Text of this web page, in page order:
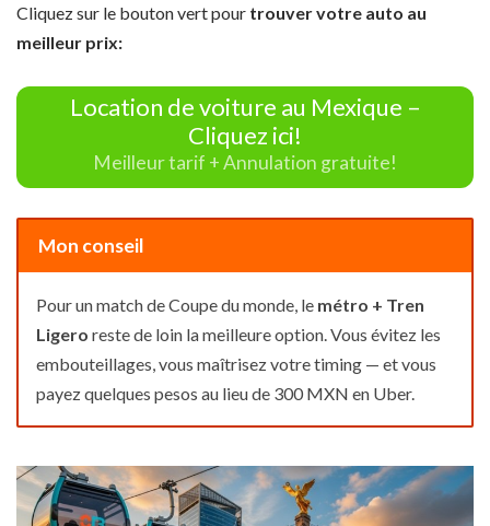
Cliquez sur le bouton vert pour trouver votre auto au
meilleur prix:
Location de voiture au Mexique –
Cliquez ici!
Meilleur tarif + Annulation gratuite!
Mon conseil
Pour un match de Coupe du monde, le métro + Tren
Ligero reste de loin la meilleure option. Vous évitez les
embouteillages, vous maîtrisez votre timing — et vous
payez quelques pesos au lieu de 300 MXN en Uber.